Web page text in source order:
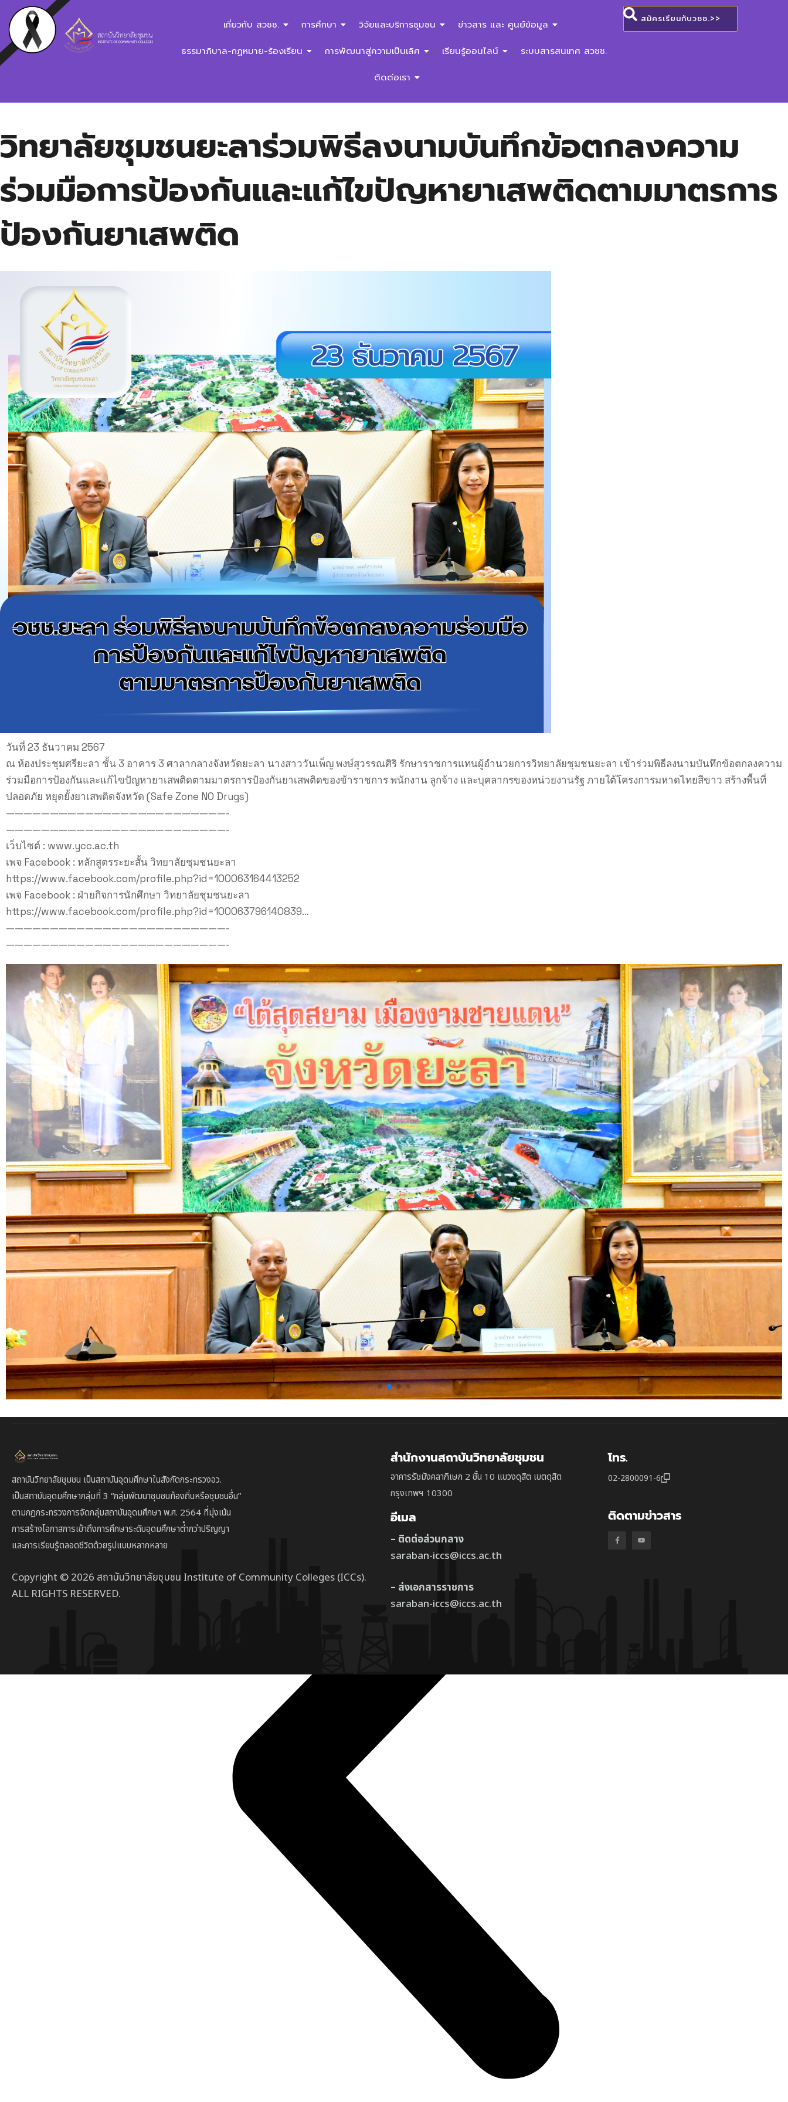
เกี่ยวกับ สวชช. การศึกษา วิจัยและบริการชุมชน ข่าวสาร และ ศูนย์ข้อมูล
ธรรมาภิบาล-กฏหมาย-ร้องเรียน การพัฒนาสู่ความเป็นเลิศ เรียนรู้ออนไลน์ ระบบสารสนเทศ สวชช.
ติดต่อเรา
สมัครเรียนกับวชช.>>
วิทยาลัยชุมชนยะลาร่วมพิธีลงนามบันทึกข้อตกลงความ
ร่วมมือการป้องกันและแก้ไขปัญหายาเสพติดตามมาตรการ
ป้องกันยาเสพติด
วันที่ 23 ธันวาคม 2567
ณ ห้องประชุมศรียะลา ชั้น 3 อาคาร 3 ศาลากลางจังหวัดยะลา นางสาววันเพ็ญ พงษ์สุวรรณศิริ รักษาราชการแทนผู้อำนวยการวิทยาลัยชุมชนยะลา เข้าร่วมพิธีลงนามบันทึกข้อตกลงความ
ร่วมมือการป้องกันและแก้ไขปัญหายาเสพติดตามมาตรการป้องกันยาเสพติดของข้าราชการ พนักงาน ลูกจ้าง และบุคลากรของหน่วยงานรัฐ ภายใต้โครงการมหาดไทยสีขาว สร้างพื้นที่
ปลอดภัย หยุดยั้งยาเสพติดจังหวัด (Safe Zone NO Drugs)
—————————————————————————-
—————————————————————————-
เว็บไซต์ : www.ycc.ac.th
เพจ Facebook : หลักสูตรระยะสั้น วิทยาลัยชุมชนยะลา
https://www.facebook.com/profile.php?id=100063164413252
เพจ Facebook : ฝ่ายกิจการนักศึกษา วิทยาลัยชุมชนยะลา
https://www.facebook.com/profile.php?id=100063796140839…
—————————————————————————-
—————————————————————————-
สถาบันวิทยาลัยชุมชน เป็นสถาบันอุดมศึกษาในสังกัดกระทรวงอว.
เป็นสถาบันอุดมศึกษากลุ่มที่ 3 “กลุ่มพัฒนาชุมชนท้องถิ่นหรือชุมชนอื่น”
ตามกฎกระทรวงการจัดกลุ่มสถาบันอุดมศึกษา พ.ศ. 2564 ที่มุ่งเน้น
การสร้างโอกาสการเข้าถึงการศึกษาระดับอุดมศึกษาต่ํากว่าปริญญา
และการเรียนรู้ตลอดชีวิตด้วยรูปแบบหลากหลาย
Copyright © 2026 สถาบันวิทยาลัยชุมชน Institute of Community Colleges (ICCs).
ALL RIGHTS RESERVED.
สำนักงานสถาบันวิทยาลัยชุมชน
อาคารรัชมังคลาภิเษก 2 ชั้น 10 แขวงดุสิต เขตดุสิต
กรุงเทพฯ 10300
อีเมล
– ติดต่อส่วนกลาง
saraban-iccs@iccs.ac.th
– ส่งเอกสารราชการ
saraban-iccs@iccs.ac.th
โทร.
02-2800091-6
ติดตามข่าวสาร